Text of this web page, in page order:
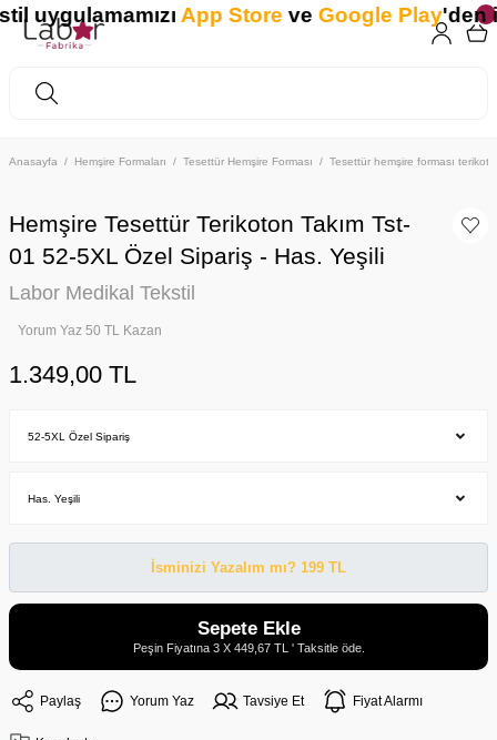
Anasayfa Hemşire Formaları Tesettür Hemşire Forması Tesettür hemşire forması
Hemşire Tesettür Terikoton Takım Tst-
01 52-5XL Özel Sipariş - Has. Yeşili
Labor Medikal Tekstil
Yorum Yaz 50 TL Kazan
1.349,00 TL
İsminizi Yazalım mı? 199 TL
Sepete Ekle
Peşin Fiyatına 3 X 449,67 TL ' Taksitle öde.
Paylaş Yorum Yaz Tavsiye Et Fiyat Alarmı
App StoreveGoogle Play 'den